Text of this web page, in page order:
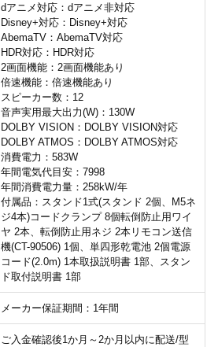
dアニメ対応：dアニメ非対応
Disney+対応：Disney+対応
AbemaTV：AbemaTV対応
HDR対応：HDR対応
2画面機能：2画面機能あり
倍速機能：倍速機能あり
スピーカー数：12
音声実用最大出力(W)：130W
DOLBY VISION：DOLBY VISION対応
DOLBY ATMOS：DOLBY ATMOS対応
消費電力：583W
年間電気代目安：7998
年間消費電力量：258kW/年
付属品：スタンド1式(スタンド 2個、M5ネ
ジ4本)コードクランプ 8個転倒防止用ワイ
ヤ 2本、転倒防止用ネジ 2本リモコン送信
機(CT-90506) 1個、単四形乾電池 2個電源
コード(2.0m) 1本取扱説明書 1部、スタン
ド取付説明書 1部
メーカー保証期間：1年間
ご入金確認後1か月～2か月以内に配送/型